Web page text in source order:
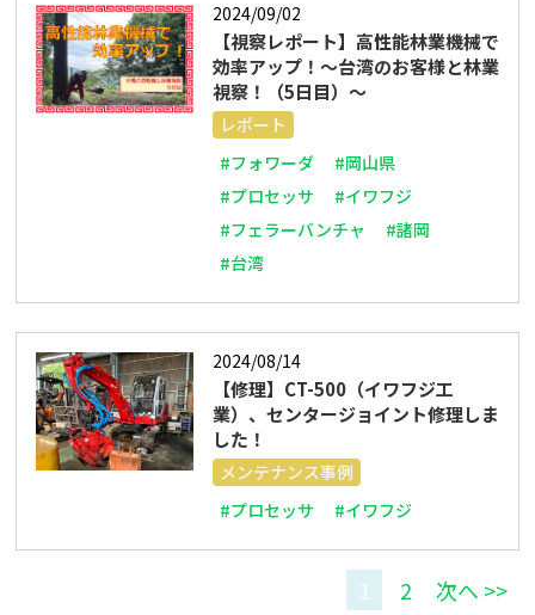
2024/09/02
【視察レポート】高性能林業機械で
効率アップ！～台湾のお客様と林業
視察！（5日目）～
レポート
#フォワーダ
#岡山県
#プロセッサ
#イワフジ
#フェラーバンチャ
#諸岡
#台湾
2024/08/14
【修理】CT-500（イワフジ工
業）、センタージョイント修理しま
した！
メンテナンス事例
#プロセッサ
#イワフジ
1 2 次へ >>